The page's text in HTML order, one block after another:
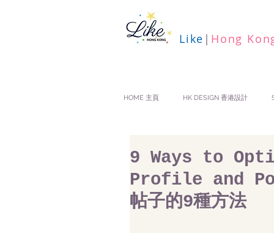
Like | Hong
HOME 主頁 HK DESIGN 香港設計
9 Ways to
Profile and
帖子的9種方法